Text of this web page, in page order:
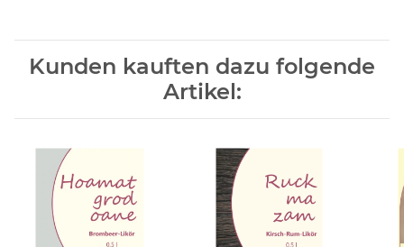
Kunden kauften dazu folgende
Artikel: